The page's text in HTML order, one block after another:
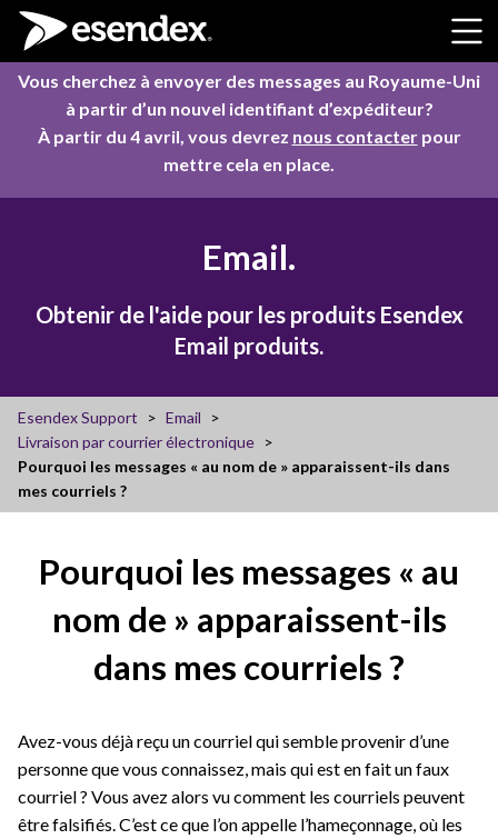
Skip to content
Vous cherchez à envoyer des messages au Royaume-Uni
à partir d’un nouvel identifiant d’expéditeur?
À partir du 4 avril, vous devrez nous contacterpour
mettre cela en place.
Email.
Obtenir de l'aide pour les produits Esendex
Email produits.
Esendex Support
Email
Livraison par courrier électronique
Pourquoi les messages « au nom de » apparaissent-ils dans
mes courriels ?
Pourquoi les messages « au
nom de » apparaissent-ils
dans mes courriels ?
Avez-vous déjà reçu un courriel qui semble provenir d’une
personne que vous connaissez, mais qui est en fait un faux
courriel ? Vous avez alors vu comment les courriels peuvent
être falsifiés. C’est ce que l’on appelle l’hameçonnage, où les